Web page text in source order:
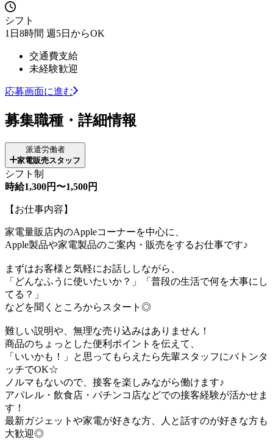
シフト
1日8時間 週5日からOK
交通費支給
未経験歓迎
応募画面に進む
募集職種・詳細情報
派遣労働者
家電販売スタッフ
シフト制
時給1,300円〜1,500円
【お仕事内容】
家電量販店内のAppleコーナーを中心に、
Apple製品や家電製品のご案内・販売をするお仕事です♪
まずはお客様と気軽にお話ししながら、
「どんなふうに使いたいか？」「普段の生活で何を大事にし
てる？」
などを聞くところからスタート◎
難しい説明や、無理な売り込みはありません！
商品のちょっとした便利ポイントを伝えて、
「いいかも！」と思ってもらえたら先輩スタッフにバトンタ
ッチでOK☆
ノルマもないので、接客を楽しみながら働けます♪
アパレル・飲食店・パチンコ店などでの接客経験が活かせま
す！
最新ガジェットや家電が好きな方、人と話すのが好きな方も
大歓迎◎